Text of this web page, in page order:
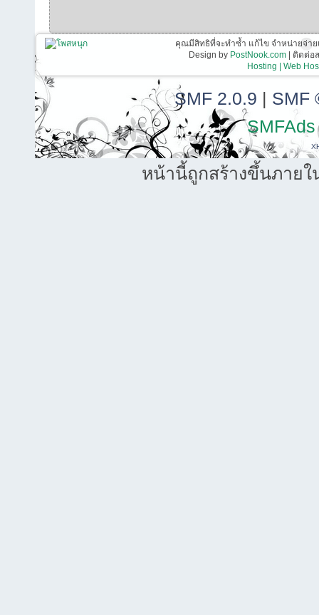
คุณมีสิทธิที่จะทำซ้ำ แก้ไข จำหน่ายจ่า
Design by PostNook.com| ติดต่อส
Hosting | Web
SMF 2.0.9 | SMF
SMFAds
หน้านี้ถูกสร้างขึ้นภายใ